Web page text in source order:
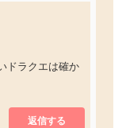
ドラクエは確か
返信する